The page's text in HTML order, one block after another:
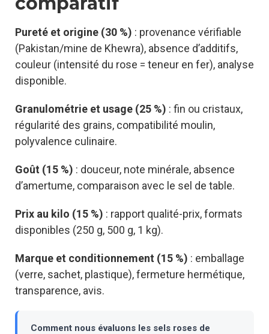
Pureté et origine (30 %) : provenance vérifiable
(Pakistan/mine de Khewra), absence d’additifs,
couleur (intensité du rose = teneur en fer), analyse
disponible.
Granulométrie et usage (25 %) : fin ou cristaux,
régularité des grains, compatibilité moulin,
polyvalence culinaire.
Goût (15 %) : douceur, note minérale, absence
d’amertume, comparaison avec le sel de table.
Prix au kilo (15 %) : rapport qualité-prix, formats
disponibles (250 g, 500 g, 1 kg).
Marque et conditionnement (15 %) : emballage
(verre, sachet, plastique), fermeture hermétique,
transparence, avis.
Comment nous évaluons les sels roses de